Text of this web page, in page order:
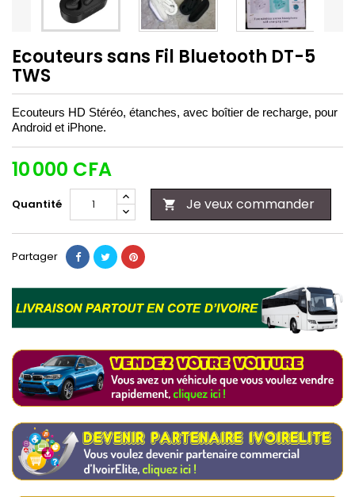
Ecouteurs sans Fil Bluetooth DT-5
TWS
Ecouteurs HD Stéréo, étanches, avec boîtier de recharge, pour
Android et iPhone.
10 000 CFA
Quantité  Je veux commander
Partager